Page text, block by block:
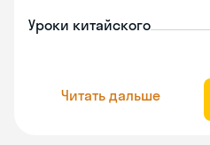
Уроки китайского
Читать дальше